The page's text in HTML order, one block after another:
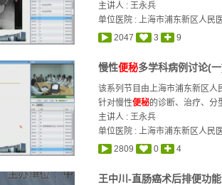
主讲人 :王永兵
单位医院 : 上海市浦东新区人民
2047
3 9
慢性便秘多学科病例讨论(
该系列节目由上海市浦东新区人
针对慢性便秘的诊断、治疗、分
主讲人 :王永兵
单位医院 : 上海市浦东新区人民
2809
0 4
王中川-直肠癌术后排便功